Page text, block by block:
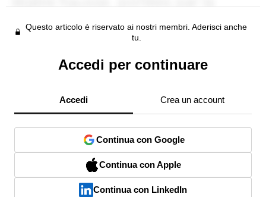
Questo articolo è riservato ai nostri membri. Aderisci anche
tu.
Accedi per continuare
Accedi Crea un account
Continua con Google
Continua con Apple
Continua con LinkedIn